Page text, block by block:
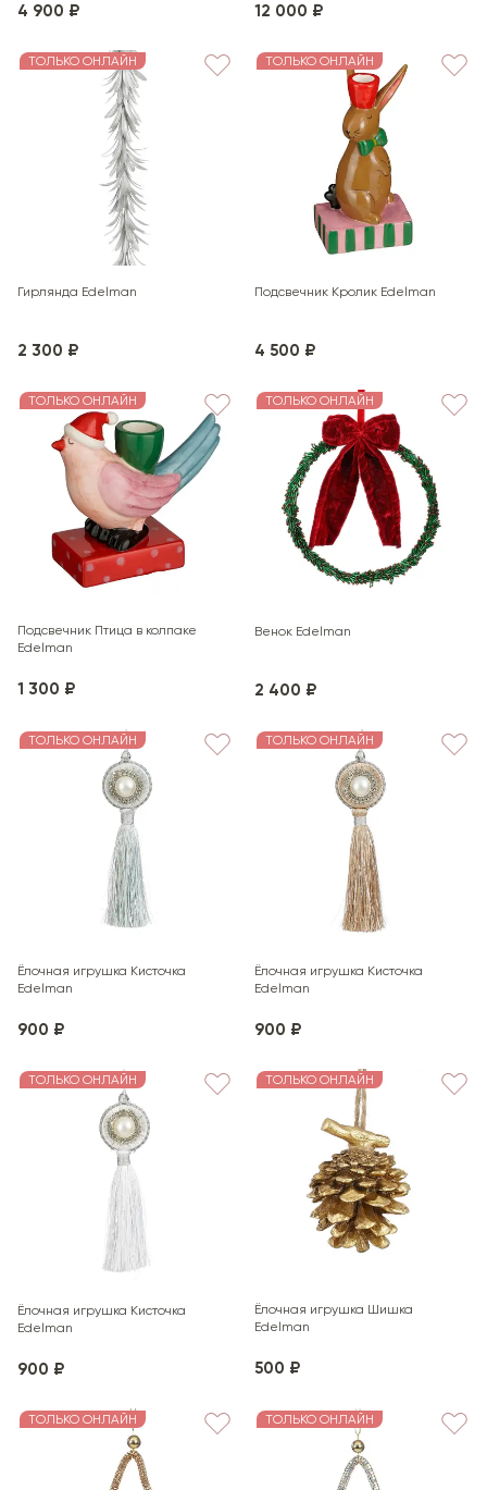
4 900 ₽ 12 000 ₽
ТОЛЬКО ОНЛАЙН
Гирлянда Edelman
2 300 ₽
ТОЛЬКО ОНЛАЙН
Подсвечник Кролик Edelman
4 500 ₽
ТОЛЬКО ОНЛАЙН
Подсвечник Птица в колпаке
Edelman
1 300 ₽
ТОЛЬКО ОНЛАЙН
Венок Edelman
2 400 ₽
ТОЛЬКО ОНЛАЙН
Ёлочная игрушка Кисточка
Edelman
900 ₽
ТОЛЬКО ОНЛАЙН
Ёлочная игрушка Кисточка
Edelman
900 ₽
ТОЛЬКО ОНЛАЙН
Ёлочная игрушка Кисточка
Edelman
900 ₽
ТОЛЬКО ОНЛАЙН
Ёлочная игрушка Шишка
Edelman
500 ₽
ТОЛЬКО ОНЛАЙН ТОЛЬКО ОНЛАЙН